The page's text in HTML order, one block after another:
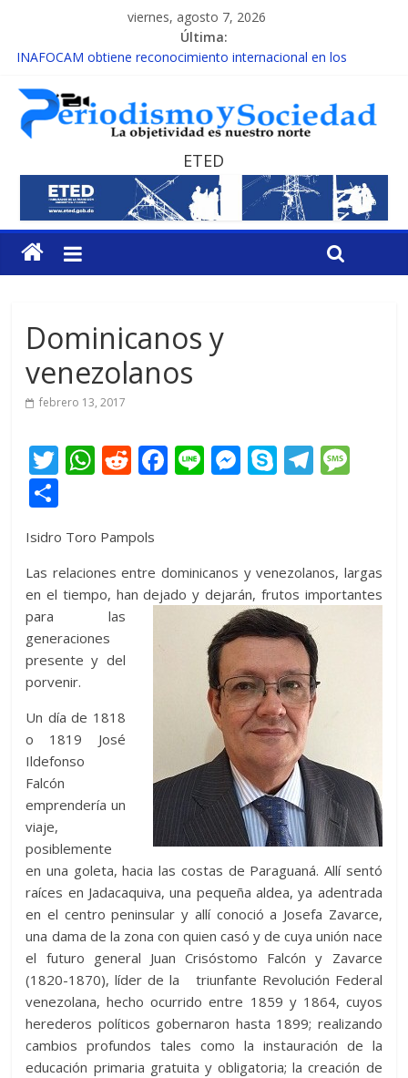
viernes, agosto 7, 2026
Última:
INAFOCAM obtiene reconocimiento internacional en los
15 de febrero de cada año es Día Nacional de la lucha contra el
cáncer infantil
EL ENFOQUE UNILATERAL DE LA COALICIÓN
MESCyT y Universidad Albizu apoyarán rehabilitación de
reclusos
MESCyT presenta calendario de Consulta Nacional por la
Educación
ETED
Dominicanos y
venezolanos
febrero 13, 2017
T
er
W
s
A
p
p
R
di
t
F
o
o
Li M
n
g
er
S
e
T
a
m
g
e
m
p
ar
ti
r
Isidro Toro Pampols
Las relaciones entre dominicanos y venezolanos, largas
en el tiempo, han dejado y dejarán, frutos importantes
para las
generaciones
presente y del
porvenir.
Un día de 1818
o 1819 José
Ildefonso
Falcón
emprendería un
viaje,
posiblemente
en una goleta, hacia las costas de Paraguaná. Allí sentó
raíces en Jadacaquiva, una pequeña aldea, ya adentrada
en el centro peninsular y allí conoció a Josefa Zavarce,
una dama de la zona con quien casó y de cuya unión nace
el futuro general Juan Crisóstomo Falcón y Zavarce
(1820-1870), líder de la triunfante Revolución Federal
venezolana, hecho ocurrido entre 1859 y 1864, cuyos
herederos políticos gobernaron hasta 1899; realizando
cambios profundos tales como la instauración de la
educación primaria gratuita y obligatoria; la creación de